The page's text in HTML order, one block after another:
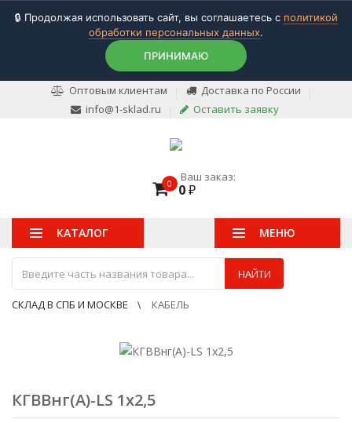
🔒 Продолжая использовать сайт, вы соглашаетесь с политикой
обработки персональных данных.
ПРИНИМАЮ
Оптовым клиентам
Доставка по России
info@1-sklad.ru
Оставить заявку
0 Ваш заказ:
0₽
КАТАЛОГ
НАЙТИ
МЕНЮ
СКЛАД В СПБ И МОСКВЕ КАБЕЛЬ
КГВВнг(А)-LS 1х2,5